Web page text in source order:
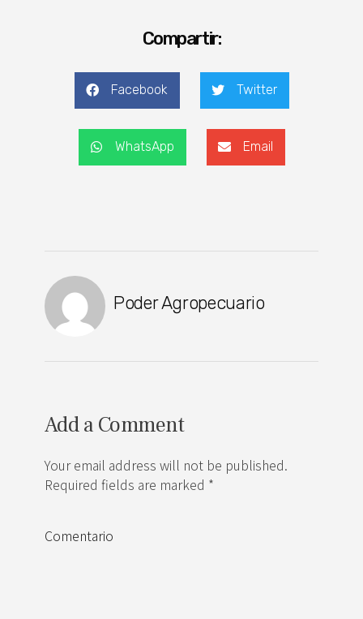
Compartir:
Facebook Twitter
WhatsApp Email
Poder Agropecuario
Add a Comment
Your email address will not be published.
Required fields are marked *
Comentario